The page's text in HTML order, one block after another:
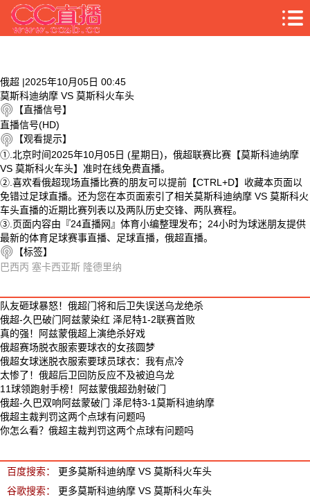
俄超 |2025年10月05日 00:45
莫斯科迪纳摩 VS 莫斯科火车头
【直播信号】
直播信号(HD)
【观看提示】
①.北京时间2025年10月05日 (星期日)，俄超联赛比赛【莫斯科迪纳摩
VS 莫斯科火车头】准时在线免费直播。
②.喜欢看俄超现场直播比赛的朋友可以提前【CTRL+D】收藏本页面以
免错过足球直播。还为您在本页面索引了相关莫斯科迪纳摩 VS 莫斯科火
车头直播的近期比赛列表以及两队历史交锋、两队赛程。
③.页面内容由『24直播网』体育小编整理发布；24小时为球迷朋友提供
最新的体育足球赛事直播、足球直播，俄超直播。
【标签】
巴西丙 塞卡西亚斯 隆德里纳
队友砸球暴怒！俄超门将和后卫失误送乌龙绝杀
俄超-久巴破门阿兹蒙染红 泽尼特1-2联赛首败
真的强！阿兹蒙俄超上演绝杀好戏
俄超赛场脱衣服索要球衣的女孩圆梦
俄超女球迷脱衣服索要球员球衣：我有点冷
太惨了！俄超后卫回防反应不及被迫乌龙
11球领跑射手榜！阿兹蒙俄超劲射破门
俄超-久巴双响阿兹蒙破门 泽尼特3-1莫斯科迪纳摩
俄超主裁判罚这两个点球有问题吗
你怎么看？俄超主裁判罚这两个点球有问题吗
百度搜索：
更多莫斯科迪纳摩 VS 莫斯科火车头
谷歌搜索：
更多莫斯科迪纳摩 VS 莫斯科火车头